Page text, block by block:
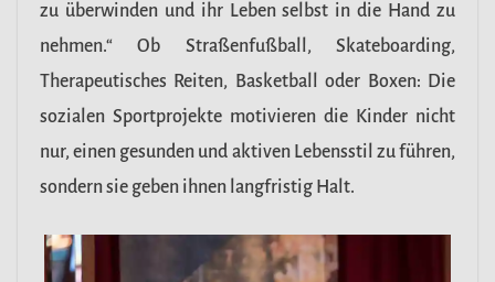
zu überwinden und ihr Leben selbst in die Hand zu
nehmen.“ Ob Straßenfußball, Skateboarding,
Therapeutisches Reiten, Basketball oder Boxen: Die
sozialen Sportprojekte motivieren die Kinder nicht
nur, einen gesunden und aktiven Lebensstil zu führen,
sondern sie geben ihnen langfristig Halt.